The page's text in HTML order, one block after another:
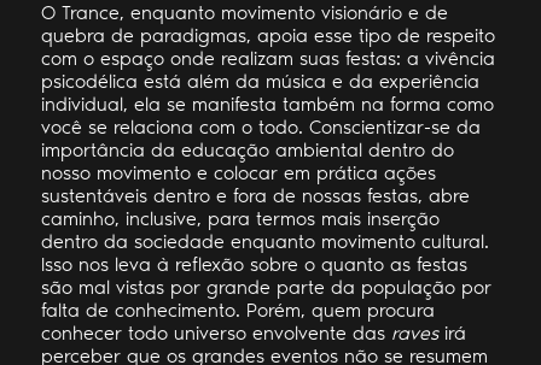
O Trance, enquanto movimento visionário e de
quebra de paradigmas, apoia esse tipo de respeito
com o espaço onde realizam suas festas: a vivência
psicodélica está além da música e da experiência
individual, ela se manifesta também na forma como
você se relaciona com o todo. Conscientizar-se da
importância da educação ambiental dentro do
nosso movimento e colocar em prática ações
sustentáveis dentro e fora de nossas festas, abre
caminho, inclusive, para termos mais inserção
dentro da sociedade enquanto movimento cultural.
Isso nos leva à reflexão sobre o quanto as festas
são mal vistas por grande parte da população por
falta de conhecimento. Porém, quem procura
conhecer todo universo envolvente das ravesirá
perceber que os grandes eventos não se resumem